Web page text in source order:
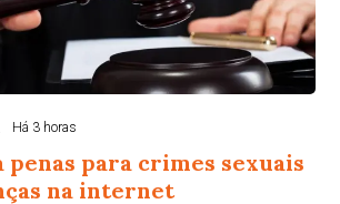
Há 3 horas
penas para crimes sexuais
na internet